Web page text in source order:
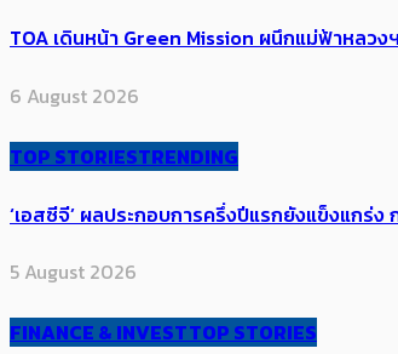
TOA เดินหน้า Green Mission ผนึกแม่ฟ้าหล
6 August 2026
TOP STORIESTRENDING
‘เอสซีจี’ ผลประกอบการครึ่งปีแรกยังแข็งแกร่
5 August 2026
FINANCE & INVESTTOP STORIES